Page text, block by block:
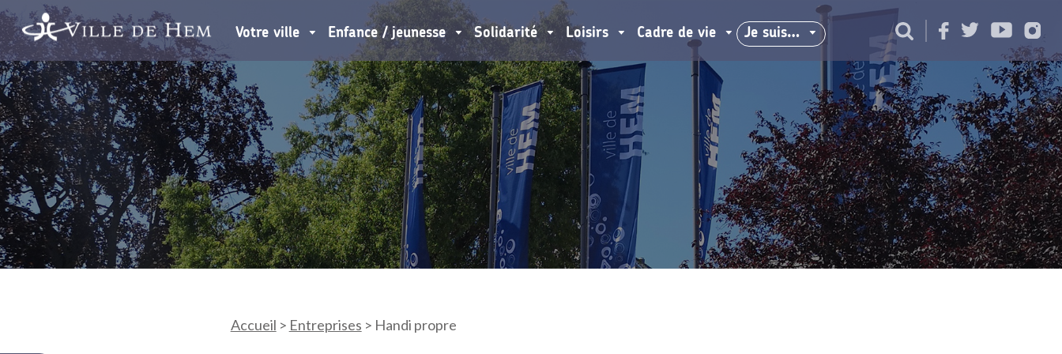
Votre ville Enfance / jeunesse Solidarité Loisirs Cadre de vie Je suis…
Accueil > Entreprises > Handi propre